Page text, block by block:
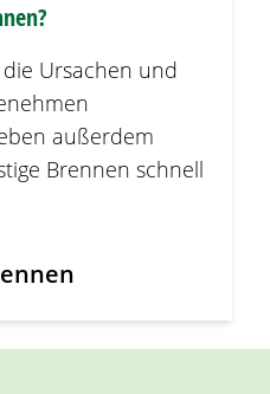
?
Ursachen und
außerdem
Brennen schnell